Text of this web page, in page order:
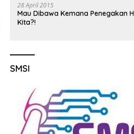
28 April 2015
Mau Dibawa Kemana Penegakan
Kita?!
SMSI